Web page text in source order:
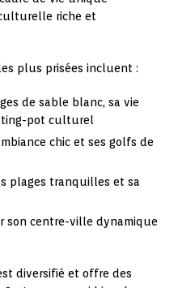
riche et
plus prisées incluent :
de sable blanc, sa vie
pot culturel
chic et ses golfs de
plages tranquilles et sa
son centre-ville dynamique
diversifié et offre des